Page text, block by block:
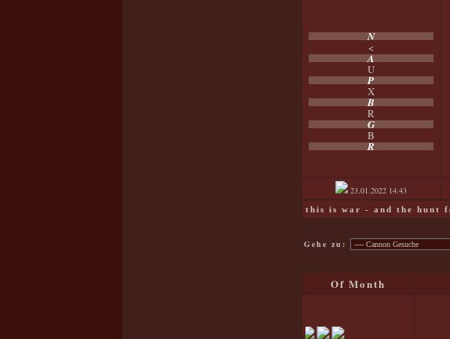
N
<
A
U
P
X
B
R
G
B
R
23.01.2022 14:43
this is war - and the hunt
Gehe zu:
Of Month